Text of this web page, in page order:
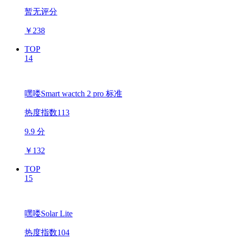
暂无评分
￥ 238
TOP
14
嘿喽Smart wactch 2 pro 标准
热度指数113
9.9 分
￥ 132
TOP
15
嘿喽Solar Lite
热度指数104